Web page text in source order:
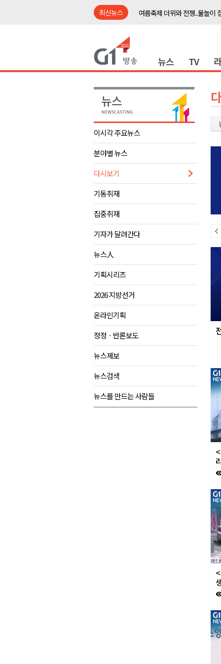
최신뉴스
여름축제 더위와 전쟁..물놀이
검찰청 폐지..해결 과제 산적
영월군, 국·도비 확보 보고회 개최
삼척 공공산후조리원 이전 시급
강원자치도교육청 교감급 이상
여름축제 더위와 전쟁..물놀이 접
강원도, 최휘영 문체부장관과 정
이광재 국회 예결위원장, 강릉시
육동한 시장, 국제스케이트장
영월군, 국·도비 확보 보고회 개
삼척 공공산후조리원 이전 시급
뉴스 TV
이시각 주요뉴스
분야별 뉴스
다시보기
기동취재
집중취재
기자가 달려간다
뉴스人
기획시리즈
2026 지방선거
온라인기획
정정ㆍ반론보도
뉴스제보
뉴스검색
뉴스를 만드는 사람들
이